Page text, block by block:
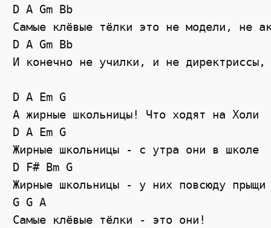
D A Gm Bb
Самые клёвые тёлки это не модели, не
D A Gm Bb
И конечно не училки, и не директриссы,
D A Em G
А жирные школьницы! Что ходят на Холи
D A Em G
Жирные школьницы - с утра они в школе
D F# Bm G
Жирные школьницы - у них повсюду прыщи
G G A
Самые клёвые тёлки - это они!